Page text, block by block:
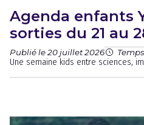
Agenda enfants
sorties du 21 au
Publié le 20 juillet 2026
Une semaine kids entre sciences,